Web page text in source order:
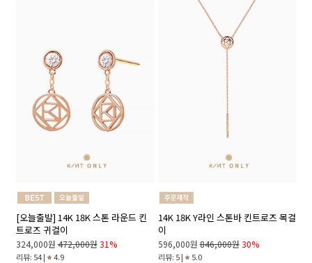
[오늘출발] 14K 18K 스톤 라운드 킨
트로즈 귀걸이
324,000원 472,000원 31%
리뷰: 54 | 4.9
14K 18K Y라인 스톤바 킨트로즈 목걸
이
596,000원 846,000원 30%
리뷰: 5 | 5.0